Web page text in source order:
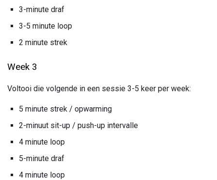
3-minute draf
3-5 minute loop
2 minute strek
Week 3
Voltooi die volgende in een sessie 3-5 keer per week:
5 minute strek / opwarming
2-minuut sit-up / push-up intervalle
4 minute loop
5-minute draf
4 minute loop